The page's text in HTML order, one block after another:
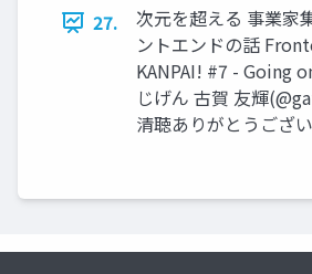
27.
次元を超える 事業家
ントエンドの話
KANPAI! #7 - Going
じげん 古賀 友輝
清聴ありがとうござ